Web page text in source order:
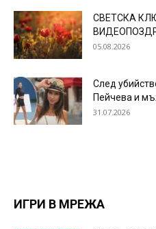
СВЕТСКА
05.08.2026
След
Пейчева и
31.07.2026
ИГРИ В МРЕЖА